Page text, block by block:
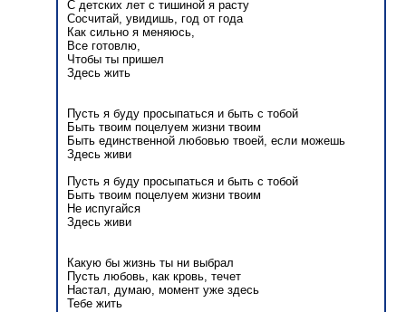
С детских лет с тишиной я расту
Сосчитай, увидишь, год от года
Как сильно я меняюсь,
Все готовлю,
Чтобы ты пришел
Здесь жить
Пусть я буду просыпаться и быть с тобой
Быть твоим поцелуем жизни твоим
Быть единственной любовью твоей, если можешь
Здесь живи
Пусть я буду просыпаться и быть с тобой
Быть твоим поцелуем жизни твоим
Не испугайся
Здесь живи
Какую бы жизнь ты ни выбрал
Пусть любовь, как кровь, течет
Настал, думаю, момент уже здесь
Тебе жить